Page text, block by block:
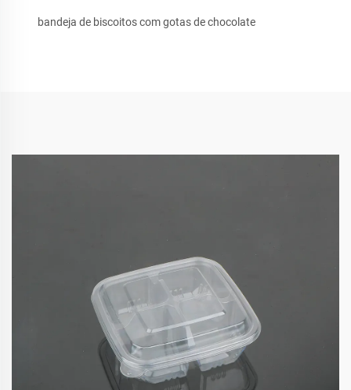
bandeja de biscoitos com gotas de chocolate